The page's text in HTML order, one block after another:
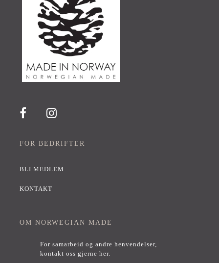
FOR BEDRIFTER
BLI MEDLEM
KONTAKT
OM NORWEGIAN MADE
For samarbeid og andre henvendelser,
kontakt oss gjerne her.